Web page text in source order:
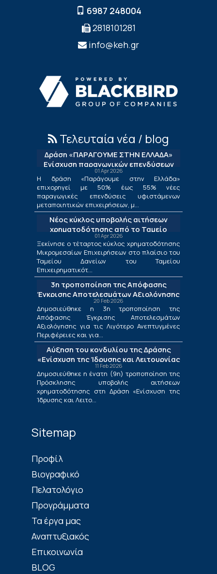
6987 248004
2818101281
info@keh.gr
Τελευταία νέα / blog
Δράση «ΠΑΡΑΓΟΥΜΕ ΣΤΗΝ ΕΛΛΑΔΑ»
Ενίσχυση παραγωγικών επενδύσεων
μεταποίησης
01 Apr 2026
Η δράση «Παράγουμε στην Ελλάδα»
επιχορηγεί με 50% έως 55% νέες
παραγωγικές επενδύσεις υφιστάμενων
μεταποιητικών επιχειρήσεων, μ...
Νέος κύκλος υποβολής αιτήσεων
χρηματοδότησης από το Ταμείο
Δανείων του ΤΕΠΙΧ ΙΙΙ
01 Apr 2026
Ξεκίνησε ο τέταρτος κύκλος χρηματοδότησης
Μικρομεσαίων Επιχειρήσεων στο πλαίσιο του
Ταμείου Δανείων του Ταμείου
Επιχειρηματικότ...
3η τροποποίηση της Απόφασης
Έγκρισης Αποτελεσμάτων Αξιολόγησης
για τις Λιγότερο Ανεπτυγμένες
Περιφέρειες και για τις Περιφέρειες
Μετάβασης στο πλαίσιο της Δράσης
«Ενίσχυση της Ίδρυσης και Λειτουργίας
Νέων Μικρομεσαίων Τουριστικών
Επιχειρήσεων»
20 Feb 2026
Δημοσιεύθηκε η 3η τροποποίηση της
Απόφασης Έγκρισης Αποτελεσμάτων
Αξιολόγησης για τις Λιγότερο Ανεπτυγμένες
Περιφέρειες και για...
Αύξηση του κονδυλίου της Δράσης
«Ενίσχυση της Ίδρυσης και Λειτουργίας
Νέων Μικρομεσαίων Τουριστικών
Επιχειρήσεων»
11 Feb 2026
Δημοσιεύθηκε η ένατη (9η) τροποποίηση της
Πρόσκλησης υποβολής αιτήσεων
χρηματοδότησης στη Δράση «Ενίσχυση της
Ίδρυσης και Λειτο...
Sitemap
Πρoφίλ
Βιογραφικό
Πελατολόγιο
Προγράμματα
Τα έργα μας
Αναπτυξιακός
Επικοινωνία
BLOG